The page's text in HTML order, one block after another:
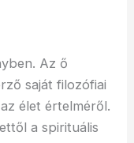
Az ő
saját filozófiai
élet értelméről.
a spirituális